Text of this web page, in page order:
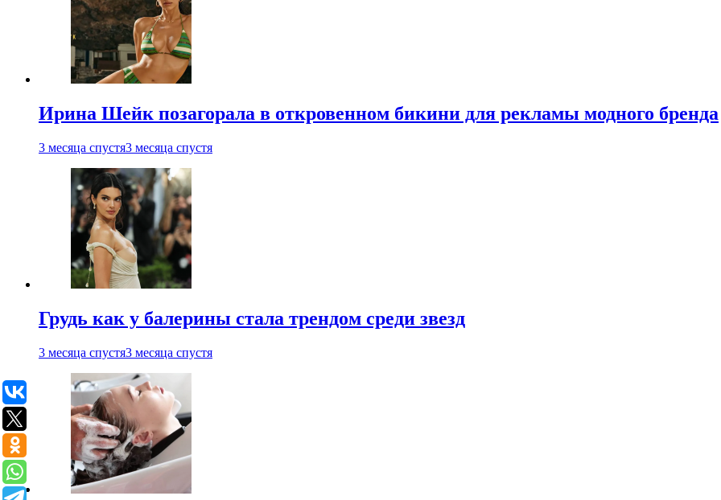
Ирина Шейк позагорала в откровенном бикини для рекламы модного бренда
3 месяца спустя3 месяца спустя
Грудь как у балерины стала трендом среди звезд
3 месяца спустя3 месяца спустя